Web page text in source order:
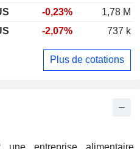
entreprise alimentaire
-0,23%
1,78 M
-2,07% 737 k
Plus de cotations